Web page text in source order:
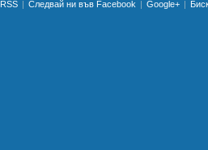
RSS Следвай ни във Facebook Google+